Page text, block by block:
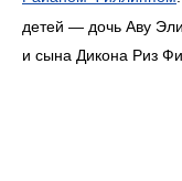
детей — дочь Аву
и сына Дикона Риз